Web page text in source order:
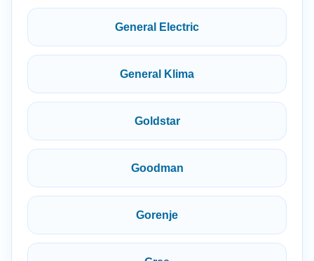
General Electric
General Klima
Goldstar
Goodman
Gorenje